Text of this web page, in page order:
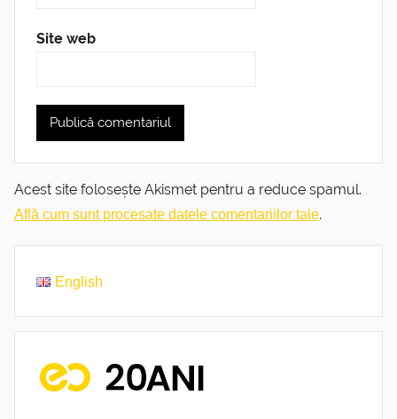
Site web
Acest site folosește Akismet pentru a reduce spamul.
Află cum sunt procesate datele comentariilor tale.
English